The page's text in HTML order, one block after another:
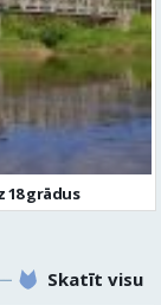
18 grādus
Skatīt visu